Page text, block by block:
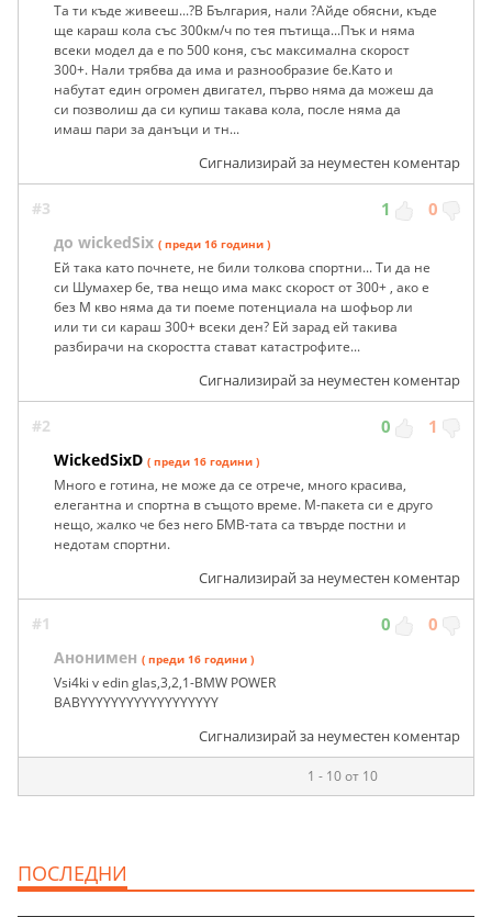
Та ти къде живееш...?В България, нали ?Айде обясни, къде
ще караш кола със 300км/ч по тея пътища...Пък и няма
всеки модел да е по 500 коня, със максимална скорост
300+. Нали трябва да има и разнообразие бе.Като и
набутат един огромен двигател, първо няма да можеш да
си позволиш да си купиш такава кола, после няма да
имаш пари за данъци и тн...
Сигнализирай за неуместен коментар
#3 1 0
до wickedSix ( преди 16 години )
Ей така като почнете, не били толкова спортни... Ти да не
си Шумахер бе, тва нещо има макс скорост от 300+ , ако е
без М кво няма да ти поеме потенциала на шофьор ли
или ти си караш 300+ всеки ден? Ей зарад ей такива
разбирачи на скоростта стават катастрофите...
Сигнализирай за неуместен коментар
#2 0 1
WickedSixD ( преди 16 години )
Много е готина, не може да се отрече, много красива,
елегантна и спортна в същото време. М-пакета си е друго
нещо, жалко че без него БМВ-тата са твърде постни и
недотам спортни.
Сигнализирай за неуместен коментар
#1 0 0
Анонимен ( преди 16 години )
Vsi4ki v edin glas,3,2,1-BMW POWER
BABYYYYYYYYYYYYYYYYYY
Сигнализирай за неуместен коментар
1 - 10 от 10
ПОСЛЕДНИ